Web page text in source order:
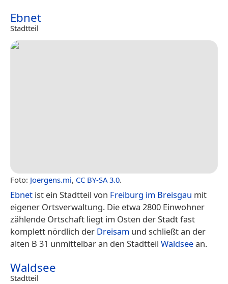
Ebnet
Stadtteil
Foto: Joergens.mi, CC BY-SA 3.0.
Ebnet ist ein Stadtteil von Freiburg im Breisgau mit
eigener Ortsverwaltung. Die etwa 2800 Einwohner
zählende Ortschaft liegt im Osten der Stadt fast
komplett nördlich der Dreisam und schließt an der
alten B 31 unmittelbar an den Stadtteil Waldseean.
Waldsee
Stadtteil